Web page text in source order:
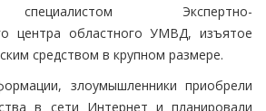
Экспертно-
центра областного УМВД, изъятое
средством в крупном размере.
злоумышленники приобрели
в сети Интернет и планировали